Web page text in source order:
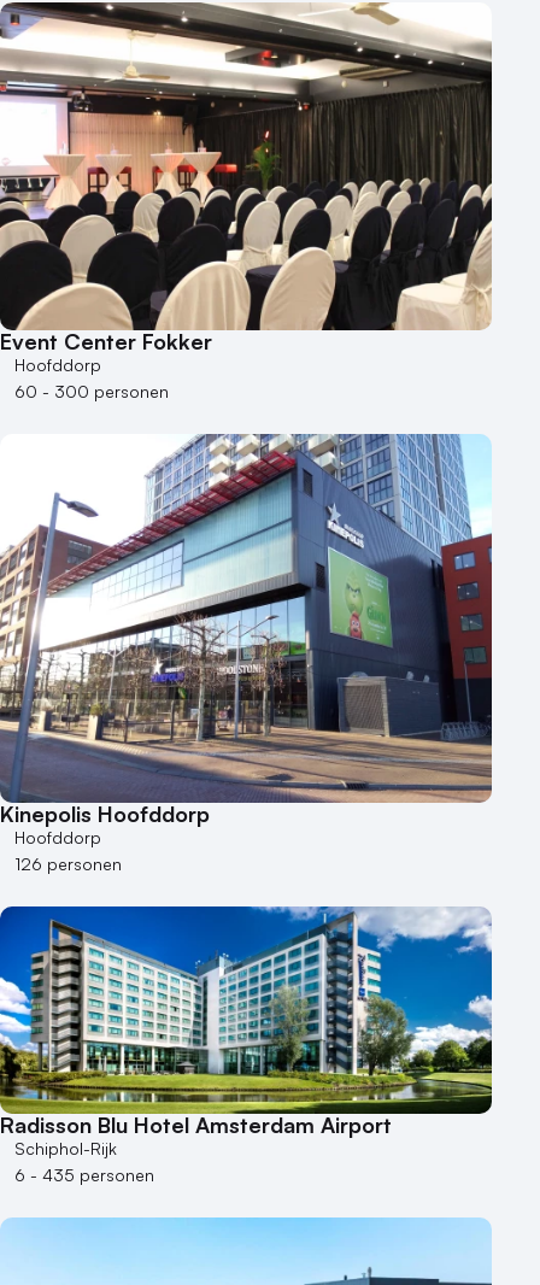
Event Center Fokker
Hoofddorp
60 - 300 personen
Kinepolis Hoofddorp
Hoofddorp
126 personen
Radisson Blu Hotel Amsterdam Airport
Schiphol-Rijk
6 - 435 personen